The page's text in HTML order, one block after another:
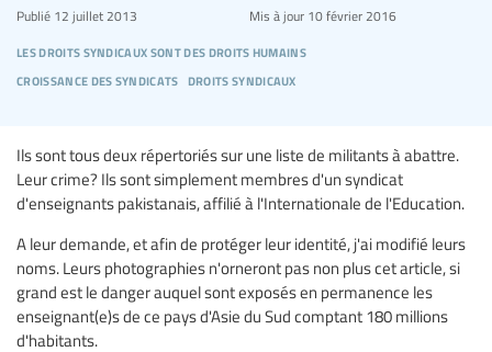
les droits syndicaux sont des droits humains
croissance des syndicats droits syndicaux
Publié 12 juillet 2013 Mis à jour10 février 2016
Ils sont tous deux répertoriés sur une liste de militants à abattre.
Leur crime? Ils sont simplement membres d'un syndicat
d'enseignants pakistanais, affilié à l'Internationale de l'Education.
A leur demande, et afin de protéger leur identité, j'ai modifié leurs
noms. Leurs photographies n'orneront pas non plus cet article, si
grand est le danger auquel sont exposés en permanence les
enseignant(e)s de ce pays d'Asie du Sud comptant 180 millions
d'habitants.